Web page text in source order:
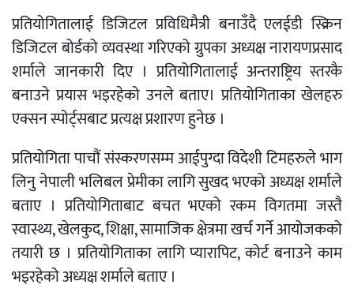
प्रतियोगितालाई डिजिटल प्रविधिमैत्री बनाउँदै एलईडी स्क्रिन
डिजिटल बोर्डको व्यवस्था गरिएको ग्रुपका अध्यक्ष नारायणप्रसाद
शर्माले जानकारी दिए । प्रतियोगितालाई अन्तराष्ट्रिय स्तरकै
बनाउने प्रयास भइरहेको उनले बताए। प्रतियोगिताका खेलहरु
एक्सन स्पोर्ट्सबाट प्रत्यक्ष प्रशारण हुनेछ ।
प्रतियोगिता पाचौं संस्करणसम्म आईपुग्दा विदेशी टिमहरुले भाग
लिनु नेपाली भलिबल प्रेमीका लागि सुखद भएको अध्यक्ष शर्माले
बताए । प्रतियोगिताबाट बचत भएको रकम विगतमा जस्तै
स्वास्थ्य, खेलकुद, शिक्षा, सामाजिक क्षेत्रमा खर्च गर्ने आयोजकको
तयारी छ । प्रतियोगिताका लागि प्यारापिट, कोर्ट बनाउने काम
भइरहेको अध्यक्ष शर्माले बताए ।